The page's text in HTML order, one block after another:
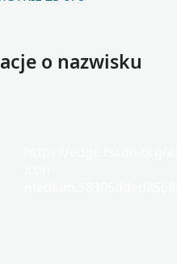
o nazwisku